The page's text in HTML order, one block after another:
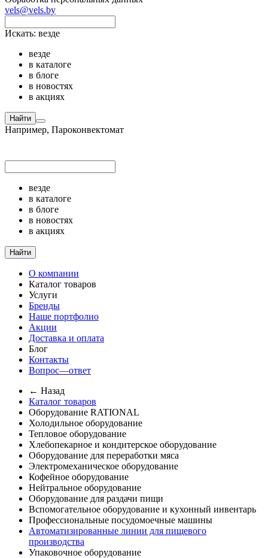
vels@vels.by
Искать: везде
везде
в каталоге
в блоге
в новостях
в акциях
Найти
Например, Пароконвектомат
везде
в каталоге
в блоге
в новостях
в акциях
Найти
О компании
Каталог товаров
Услуги
Бренды
Наше портфолио
Акции
Доставка и оплата
Блог
Контакты
Вопрос—ответ
← Назад
Каталог товаров
Оборудование RATIONAL
Холодильное оборудование
Тепловое оборудование
Хлебопекарное и кондитерское оборудование
Оборудование для переработки мяса
Электромеханическое оборудование
Кофейное оборудование
Нейтральное оборудование
Оборудование для раздачи пищи
Вспомогательное оборудование и кухонный инвентарь
Профессиональные посудомоечные машины
Автоматизированные линии для пищевого
производства
Упаковочное оборудование